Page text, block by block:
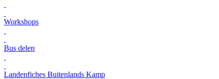
Workshops
Bus delen
Landenfiches Buitenlands Kamp